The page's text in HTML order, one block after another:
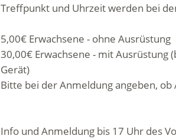
Treffpunkt und Uhrzeit werden bei
5,00€ Erwachsene - ohne Ausrüstung
30,00€ Erwachsene - mit Ausrüstung
Gerät)
Bitte bei der Anmeldung angeben,
Info und Anmeldung bis 17 Uhr des